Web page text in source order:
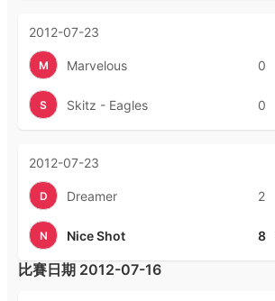
2012-07-23
M Marvelous 0
S Skitz - Eagles 0
2012-07-23
D Dreamer 2
N Nice Shot 8
比賽日期 2012-07-16